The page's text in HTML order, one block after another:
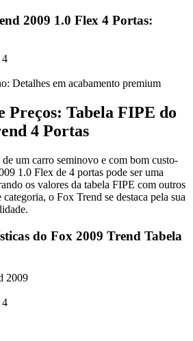
2009 1.0 Flex 4 Portas:
4
Detalhes em acabamento premium
Preços: Tabela FIPE do
4 Portas
de um carro seminovo e com bom custo-
1.0 Flex de 4 portas pode ser uma
os valores da tabela FIPE com outros
o Fox Trend se destaca pela sua
do Fox 2009 Trend Tabela
2009
4